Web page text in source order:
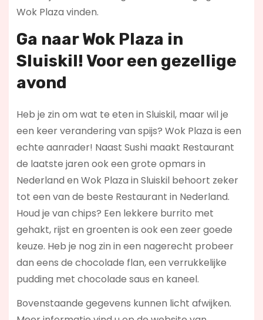
Wok Plaza vinden.
Ga naar Wok Plaza in
Sluiskil! Voor een gezellige
avond
Heb je zin om wat te eten in Sluiskil, maar wil je
een keer verandering van spijs? Wok Plaza is een
echte aanrader! Naast Sushi maakt Restaurant
de laatste jaren ook een grote opmars in
Nederland en Wok Plaza in Sluiskil behoort zeker
tot een van de beste Restaurant in Nederland.
Houd je van chips? Een lekkere burrito met
gehakt, rijst en groenten is ook een zeer goede
keuze. Heb je nog zin in een nagerecht probeer
dan eens de chocolade flan, een verrukkelijke
pudding met chocolade saus en kaneel.
Bovenstaande gegevens kunnen licht afwijken.